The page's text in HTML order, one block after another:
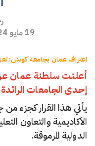
19 مايو 2024
اعتراف عمان بجامعة كوتش:
أعلنت سلطنة عمان عن
إحدى الجامعات الرائدة
يأتي هذا القرار كجزء
الأكاديمية والتعاون
الدولية المرموقة.